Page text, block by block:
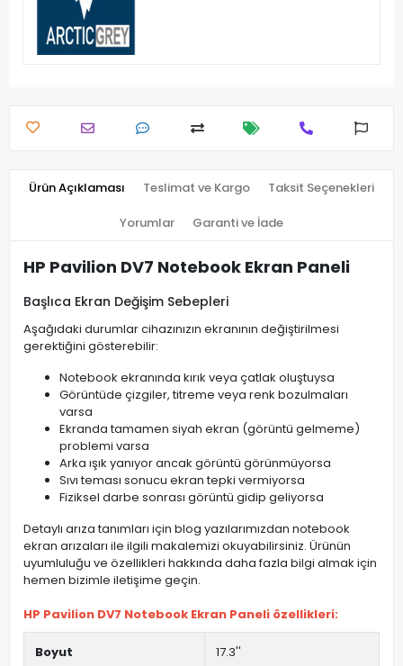
Ürün Açıklaması Teslimat ve Kargo Taksit Seçenekleri
Yorumlar Garanti ve İade
HP Pavilion DV7 Notebook Ekran Paneli
Başlıca Ekran Değişim Sebepleri
Aşağıdaki durumlar cihazınızın ekranının değiştirilmesi
gerektiğini gösterebilir:
Notebook ekranında kırık veya çatlak oluştuysa
Görüntüde çizgiler, titreme veya renk bozulmaları
varsa
Ekranda tamamen siyah ekran (görüntü gelmeme)
problemi varsa
Arka ışık yanıyor ancak görüntü görünmüyorsa
Sıvı teması sonucu ekran tepki vermiyorsa
Fiziksel darbe sonrası görüntü gidip geliyorsa
Detaylı arıza tanımları için blog yazılarımızdan notebook
ekran arızaları ile ilgili makalemizi okuyabilirsiniz. Ürünün
uyumluluğu ve özellikleri hakkında daha fazla bilgi almak için
hemen bizimle iletişime geçin.
HP Pavilion DV7 Notebook Ekran Paneli özellikleri:
Boyut 17.3''